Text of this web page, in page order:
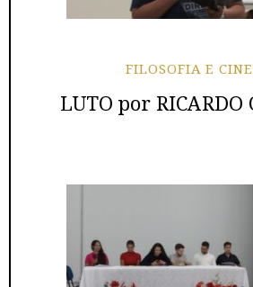
FILOSOFIA E
LUTO por RICARDO